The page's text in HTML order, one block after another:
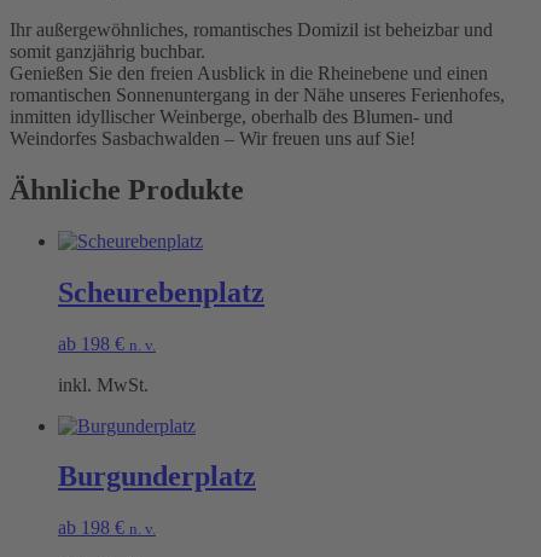
Ihr außergewöhnliches, romantisches Domizil ist beheizbar und
somit ganzjährig buchbar.
Genießen Sie den freien Ausblick in die Rheinebene und einen
romantischen Sonnenuntergang in der Nähe unseres Ferienhofes,
inmitten idyllischer Weinberge, oberhalb des Blumen- und
Weindorfes Sasbachwalden – Wir freuen uns auf Sie!
Ähnliche Produkte
Scheurebenplatz
ab 198 € n. v.
inkl. MwSt.
Burgunderplatz
ab 198 € n. v.